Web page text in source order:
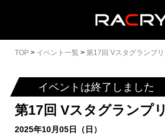
カートを見る ( 0)
TOP > イベント一覧 > 第17回 Vスタグランプリ
イベントは終了しました
第17回 Vスタグランプリ
2025年10月05日（日）